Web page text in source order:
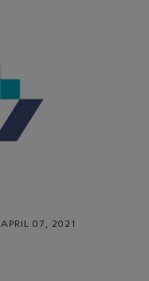
APRIL 07, 2021